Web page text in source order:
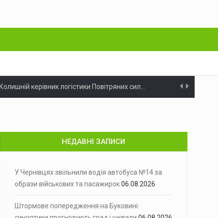
Колишній керівник логістики Повітряних сил…
нічного обстрілу…
на вулиці Скальда…
7 серпня, жителі…
діяльність чотирьох прихильників…
НЕДАВНІ ЗАПИСИ
У Чернівцях звільнили водія автобуса №14 за
образи військових та пасажирок06.08.2026
Штормове попередження на Буковині: